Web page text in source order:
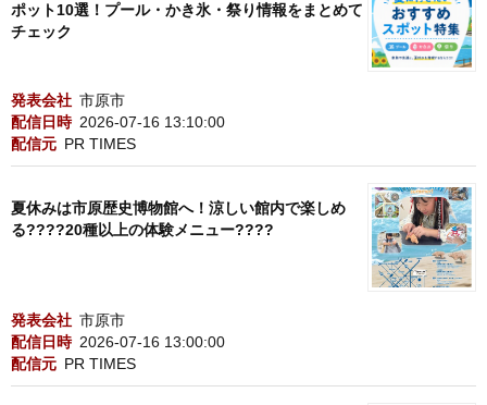
ポット10選！プール・かき氷・祭り情報をまとめて
チェック
発表会社 市原市
配信日時 2026-07-16 13:10:00
配信元 PR TIMES
夏休みは市原歴史博物館へ！涼しい館内で楽しめ
る????20種以上の体験メニュー????
発表会社 市原市
配信日時 2026-07-16 13:00:00
配信元 PR TIMES